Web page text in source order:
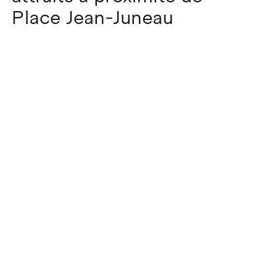
Place Jean-Juneau